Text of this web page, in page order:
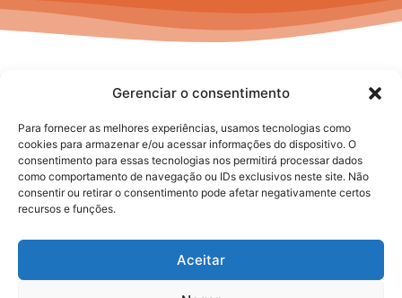
Gerenciar o consentimento
Para fornecer as melhores experiências, usamos tecnologias como
cookies para armazenar e/ou acessar informações do dispositivo. O
consentimento para essas tecnologias nos permitirá processar dados
como comportamento de navegação ou IDs exclusivos neste site. Não
consentir ou retirar o consentimento pode afetar negativamente certos
recursos e funções.
Aceitar
No posts to display